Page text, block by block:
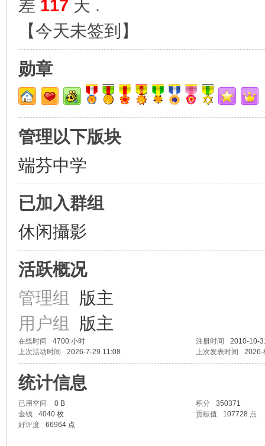
差 117 天 .
【今天未签到 】
勋章
管理以下版块
端芬中学
已加入群组
休闲攝影
活跃概况
管理组 版主
用户组 版主
在线时间 4700 小时 注册时间
2010-10-
上次活动时间
2026-7-29 11:08 上次发表时间 2026-
统计信息
已用空间 0 B 积分
350371
金钱
4040 枚 贡献值
107728 点
好评度
66964 点